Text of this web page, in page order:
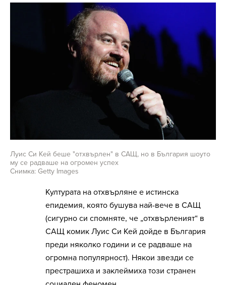
Луис Си Кей беше "отхвърлен" в САЩ, но в България шоуто
му се радваше на огромен успех
Снимка: Getty Images
Културата на отхвърляне е истинска
епидемия, която бушува най-вече в САЩ
(сигурно си спомняте, че „отхвърленият“ в
САЩ комик Луис Си Кей дойде в България
преди няколко години и се радваше на
огромна популярност). Някои звезди се
престрашиха и заклеймиха този странен